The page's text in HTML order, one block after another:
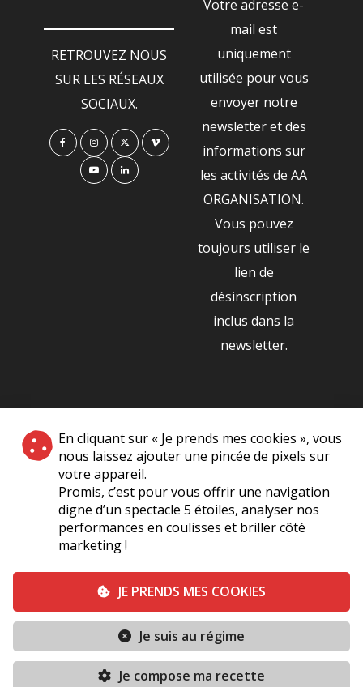
En cliquant sur « Je prends mes cookies », vous
nous laissez ajouter une pincée de pixels sur
votre appareil.
Promis, c’est pour vous offrir une navigation
digne d’un spectacle 5 étoiles, analyser nos
performances en coulisses et briller côté
marketing !
JE PRENDS MES COOKIES
Je suis au régime
Je compose ma recette
TERMINÉ
RETROUVEZ NOUS
SUR LES RÉSEAUX
SOCIAUX.
Votre adresse e-
mail est
uniquement
utilisée pour vous
envoyer notre
newsletter et des
informations sur
les activités de AA
ORGANISATION.
Vous pouvez
toujours utiliser le
lien de
désinscription
inclus dans la
newsletter.
NOS PARTENAIRES
|
Plan du site A Propos de Nous
Mentions légales Vie Privée
Conditions générales de vente
Conditions générales Politique de cookies (UE)